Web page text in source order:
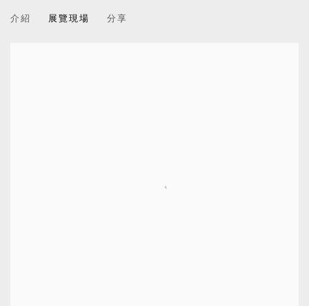
介紹 展覽現場 分享